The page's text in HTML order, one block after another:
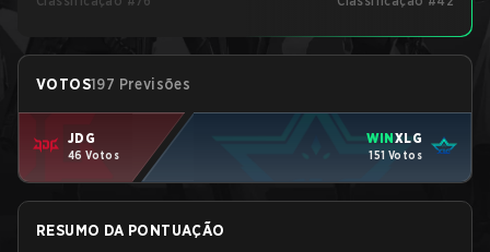
VOTOS197 Previsões
JDG
46 Votos
WINXLG
151 Votos
RESUMO DA PONTUAÇÃO